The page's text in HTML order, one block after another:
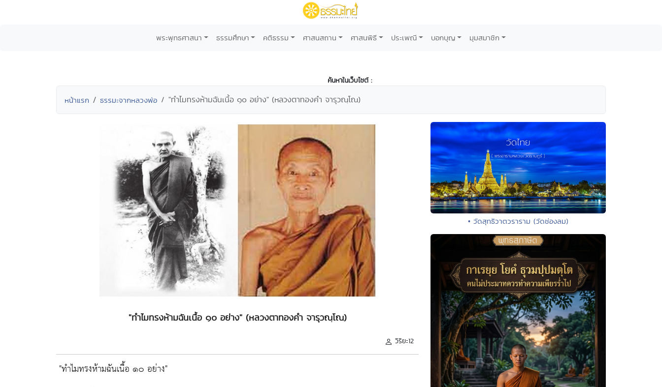
พระพุทธศาสนา ธรรมศึกษา คติธรรม ศาสนสถาน ศาสนพิธี ประเพณี บอกบุญ มุมสมาชิก
ค้นหาในเว็บไซต์ :
หน้าแรก ธรรมะจากหลวงพ่อ "ทำไมทรงห้ามฉันเนื้อ ๑๐ อย่าง" (หลวงตาทองคำ จารุวณฺโณ)
"ทำไมทรงห้ามฉันเนื้อ ๑๐ อย่าง" (หลวงตาทองคำ จารุวณฺโณ)
วิริยะ12
"ทำไมทรงห้ามฉันเนื้อ ๑๐ อย่าง"
• วัดสุทธิวาตวราราม (วัดช่องลม)